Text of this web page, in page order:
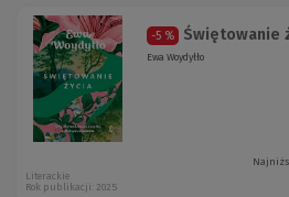
-5 % Świętowanie
Ewa Woydyłło
Literackie
Rok publikacji: 2025